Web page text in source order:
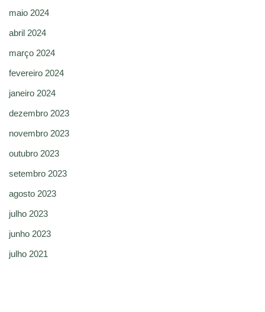
maio 2024
abril 2024
março 2024
fevereiro 2024
janeiro 2024
dezembro 2023
novembro 2023
outubro 2023
setembro 2023
agosto 2023
julho 2023
junho 2023
julho 2021